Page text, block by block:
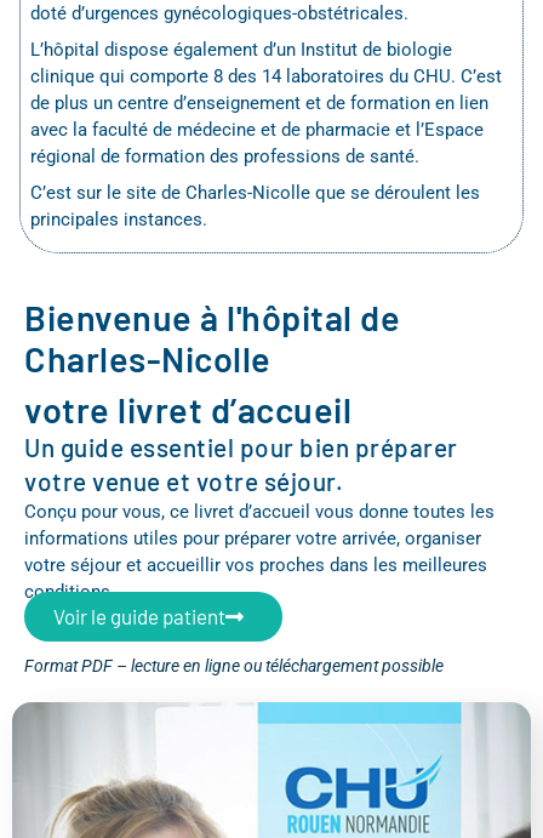
doté d’urgences gynécologiques-obstétricales.
L’hôpital dispose également d’un Institut de biologie
clinique qui comporte 8 des 14 laboratoires du CHU. C’est
de plus un centre d’enseignement et de formation en lien
avec la faculté de médecine et de pharmacie et l’Espace
régional de formation des professions de santé.
C’est sur le site de Charles-Nicolle que se déroulent les
principales instances.
Bienvenue à l'hôpital de
Charles-Nicolle
votre livret d’accueil
Un guide essentiel pour bien préparer
votre venue et votre séjour.
Conçu pour vous, ce livret d’accueil vous donne toutes les
informations utiles pour préparer votre arrivée, organiser
votre séjour et accueillir vos proches dans les meilleures
conditions.
Voir le guide patient
Format PDF – lecture en ligne ou téléchargement possible